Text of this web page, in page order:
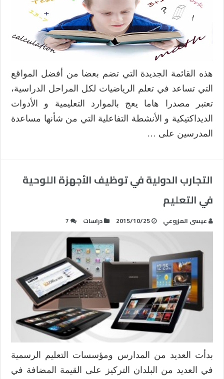
هذه القائمة الجديدة التي تضم بعضا من أفضل المواقع
التي تساعد في تعلم الرياضيات لكل المراحل الدراسية،
تعتبر مصدرا هاما يعج بالموارد التعليمية و الأدوات
الديداكتيكية و الأنشطة التفاعلية التي من شأنها مساعدة
المدرسين على …
التجارب الدولية في توظيف الأجهزة اللوحية
في التعليم
عيسى المزروعي 2015/10/25 دراسات 7
بدأت العديد من المدارس ومؤسسات التعليم الرسمية
في العديد من البلدان التركيز على القيمة المضافة في